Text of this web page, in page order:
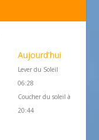
Aujourd'hui
Lever du Soleil
06:28
Coucher du soleil à
20:44